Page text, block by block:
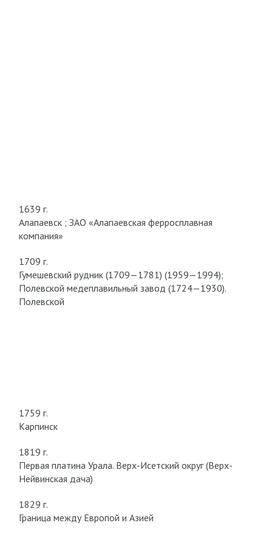
1639 г.
Алапаевск ; ЗАО «Алапаевская ферросплавная
компания»
1709 г.
Гумешевский рудник (1709—1781) (1959—1994);
Полевской медеплавильный завод (1724—1930).
Полевской
1759 г.
Карпинск
1819 г.
Первая платина Урала. Верх-Исетский округ (Верх-
Нейвинская дача)
1829 г.
Граница между Европой и Азией